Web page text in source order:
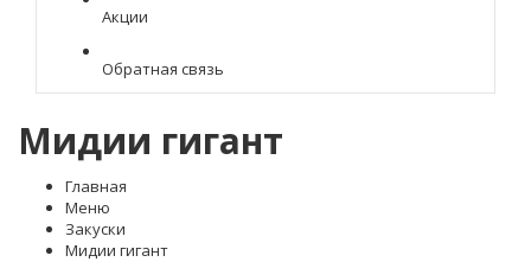
Акции
Обратная связь
Мидии гигант
Главная
Меню
Закуски
Мидии гигант